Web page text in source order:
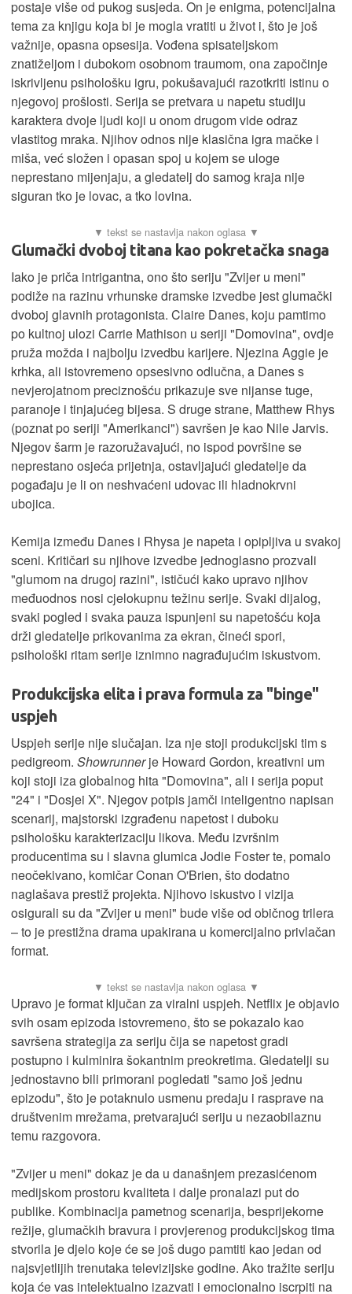
postaje više od pukog susjeda. On je enigma, potencijalna
tema za knjigu koja bi je mogla vratiti u život i, što je još
važnije, opasna opsesija. Vođena spisateljskom
znatiželjom i dubokom osobnom traumom, ona započinje
iskrivljenu psihološku igru, pokušavajući razotkriti istinu o
njegovoj prošlosti. Serija se pretvara u napetu studiju
karaktera dvoje ljudi koji u onom drugom vide odraz
vlastitog mraka. Njihov odnos nije klasična igra mačke i
miša, već složen i opasan spoj u kojem se uloge
neprestano mijenjaju, a gledatelj do samog kraja nije
siguran tko je lovac, a tko lovina.
Glumački dvoboj titana kao pokretačka snaga
Iako je priča intrigantna, ono što seriju "Zvijer u meni"
podiže na razinu vrhunske dramske izvedbe jest glumački
dvoboj glavnih protagonista. Claire Danes, koju pamtimo
po kultnoj ulozi Carrie Mathison u seriji "Domovina", ovdje
pruža možda i najbolju izvedbu karijere. Njezina Aggie je
krhka, ali istovremeno opsesivno odlučna, a Danes s
nevjerojatnom preciznošću prikazuje sve nijanse tuge,
paranoje i tinjajućeg bijesa. S druge strane, Matthew Rhys
(poznat po seriji "Amerikanci") savršen je kao Nile Jarvis.
Njegov šarm je razoružavajući, no ispod površine se
neprestano osjeća prijetnja, ostavljajući gledatelje da
pogađaju je li on neshvaćeni udovac ili hladnokrvni
ubojica.
Kemija između Danes i Rhysa je napeta i opipljiva u svakoj
sceni. Kritičari su njihove izvedbe jednoglasno prozvali
"glumom na drugoj razini", ističući kako upravo njihov
međuodnos nosi cjelokupnu težinu serije. Svaki dijalog,
svaki pogled i svaka pauza ispunjeni su napetošću koja
drži gledatelje prikovanima za ekran, čineći spori,
psihološki ritam serije iznimno nagrađujućim iskustvom.
Produkcijska elita i prava formula za "binge"
uspjeh
Uspjeh serije nije slučajan. Iza nje stoji produkcijski tim s
pedigreom. Showrunnerje Howard Gordon, kreativni um
koji stoji iza globalnog hita "Domovina", ali i serija poput
"24" i "Dosjei X". Njegov potpis jamči inteligentno napisan
scenarij, majstorski izgrađenu napetost i duboku
psihološku karakterizaciju likova. Među izvršnim
producentima su i slavna glumica Jodie Foster te, pomalo
neočekivano, komičar Conan O'Brien, što dodatno
naglašava prestiž projekta. Njihovo iskustvo i vizija
osigurali su da "Zvijer u meni" bude više od običnog trilera
– to je prestižna drama upakirana u komercijalno privlačan
format.
Upravo je format ključan za viralni uspjeh. Netflix je objavio
svih osam epizoda istovremeno, što se pokazalo kao
savršena strategija za seriju čija se napetost gradi
postupno i kulminira šokantnim preokretima. Gledatelji su
jednostavno bili primorani pogledati "samo još jednu
epizodu", što je potaknulo usmenu predaju i rasprave na
društvenim mrežama, pretvarajući seriju u nezaobilaznu
temu razgovora.
"Zvijer u meni" dokaz je da u današnjem prezasićenom
medijskom prostoru kvaliteta i dalje pronalazi put do
publike. Kombinacija pametnog scenarija, besprijekorne
režije, glumačkih bravura i provjerenog produkcijskog tima
stvorila je djelo koje će se još dugo pamtiti kao jedan od
najsvjetlijih trenutaka televizijske godine. Ako tražite seriju
koja će vas intelektualno izazvati i emocionalno iscrpiti na